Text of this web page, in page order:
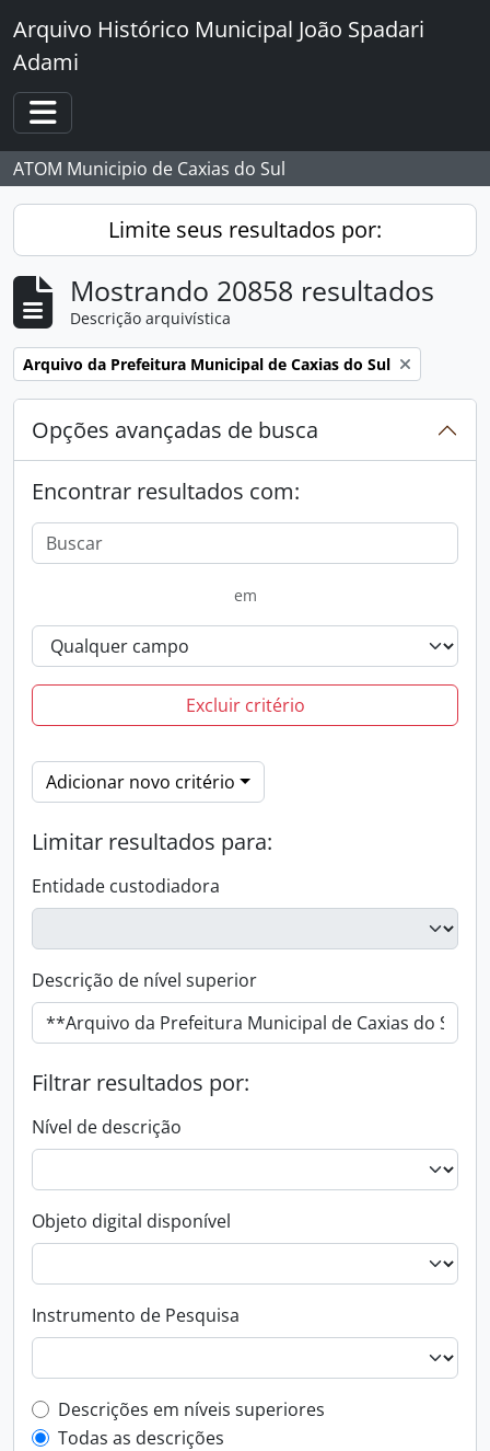
Skip to main content
Arquivo Histórico Municipal João Spadari
Adami
Toggle navigation
ATOM Municipio de Caxias do Sul
Limite seus resultados por:
Mostrando 20858 resultados
Descrição arquivística
Remover filtro:
Arquivo da Prefeitura Municipal de Caxias do Sul
Opções avançadas de busca
Encontrar resultados com:
em
Excluir critério
Adicionar novo critério
Limitar resultados para:
Entidade custodiadora
Descrição de nível superior
Filtrar resultados por:
Nível de descrição
Objeto digital disponível
Instrumento de Pesquisa
Filtro de descrição de nível superior
Descrições em níveis superiores
Todas as descrições